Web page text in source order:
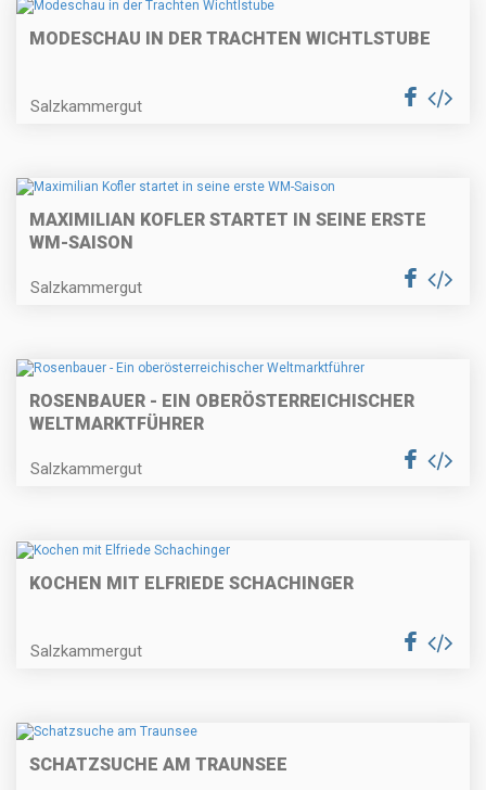
MODESCHAU IN DER TRACHTEN WICHTLSTUBE
Salzkammergut
MAXIMILIAN KOFLER STARTET IN SEINE ERSTE
WM-SAISON
Salzkammergut
ROSENBAUER - EIN OBERÖSTERREICHISCHER
WELTMARKTFÜHRER
Salzkammergut
KOCHEN MIT ELFRIEDE SCHACHINGER
Salzkammergut
SCHATZSUCHE AM TRAUNSEE